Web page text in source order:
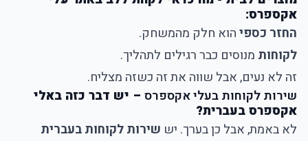
אקספרס:
החזר כספיהוא חלק מהמשחק.
לקוחות מנוסים כבר רגילים לתהליך.
זה לא נעים, אבל שווה את זה כשזה מצליח.
שירות לקוחות בעלי אקספרס – יש דבר כזה באלי
אקספרס בעברית?
לא באמת, אבל כן בערך. יש שירות לקוחות בעברית